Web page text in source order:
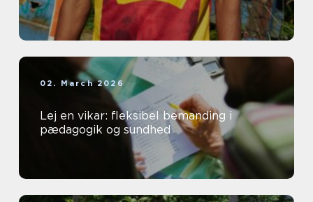
02. March 2026
Lej en vikar: fleksibel bemanding i
pædagogik og sundhed